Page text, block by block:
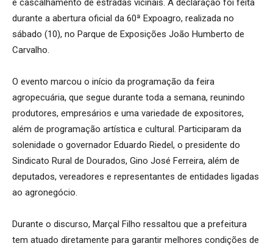
e cascalhamento de estradas vicinais. A declaração foi feita
durante a abertura oficial da 60ª Expoagro, realizada no
sábado (10), no Parque de Exposições João Humberto de
Carvalho.
O evento marcou o início da programação da feira
agropecuária, que segue durante toda a semana, reunindo
produtores, empresários e uma variedade de expositores,
além de programação artística e cultural. Participaram da
solenidade o governador Eduardo Riedel, o presidente do
Sindicato Rural de Dourados, Gino José Ferreira, além de
deputados, vereadores e representantes de entidades ligadas
ao agronegócio.
Durante o discurso, Marçal Filho ressaltou que a prefeitura
tem atuado diretamente para garantir melhores condições de